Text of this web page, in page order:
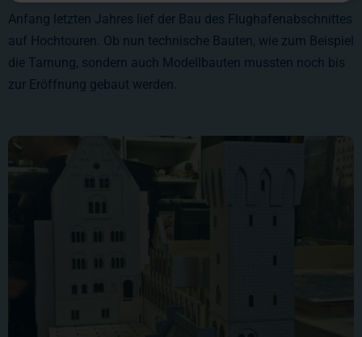
Anfang letzten Jahres lief der Bau des Flughafenabschnittes
auf Hochtouren. Ob nun technische Bauten, wie zum Beispiel
die Tarnung, sondern auch Modellbauten mussten noch bis
zur Eröffnung gebaut werden.